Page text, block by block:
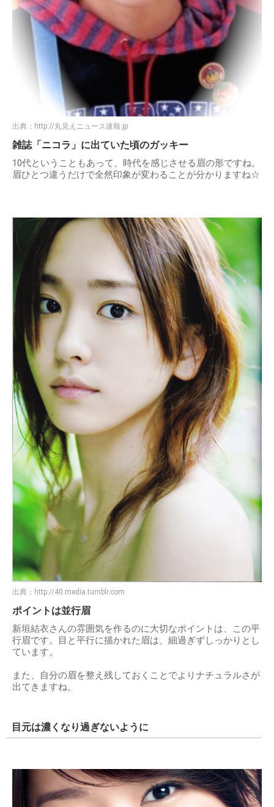
出典： http://丸見えニュース速報.jp
雑誌「ニコラ」に出ていた頃のガッキー
10代ということもあって、時代を感じさせる眉の形ですね。
眉ひとつ違うだけで全然印象が変わることが分かりますね☆
出典： http://40.media.tumblr.com
ポイントは並行眉
新垣結衣さんの雰囲気を作るのに大切なポイントは、この平
行眉です。目と平行に描かれた眉は、細過ぎずしっかりとし
ています。
また、自分の眉を整え残しておくことでよりナチュラルさが
出てきますね。
目元は濃くなり過ぎないように